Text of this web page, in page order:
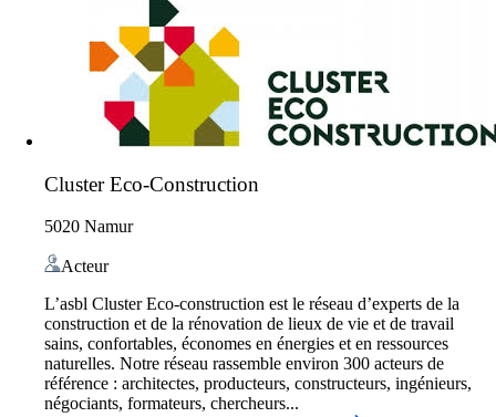
Cluster Eco-Construction
5020 Namur
Acteur
L’asbl Cluster Eco-construction est le réseau d’experts de la
construction et de la rénovation de lieux de vie et de travail
sains, confortables, économes en énergies et en ressources
naturelles. Notre réseau rassemble environ 300 acteurs de
référence : architectes, producteurs, constructeurs, ingénieurs,
négociants, formateurs, chercheurs...